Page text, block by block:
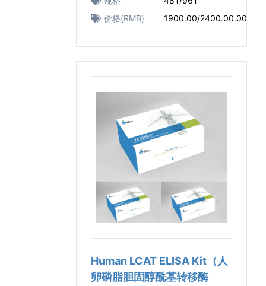
价格(RMB)
1900.00/2400.00.00
Human LCAT ELISA Kit（人
卵磷脂胆固醇酰基转移酶